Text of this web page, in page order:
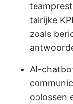
talrijke
zoals
AI-
oplossen